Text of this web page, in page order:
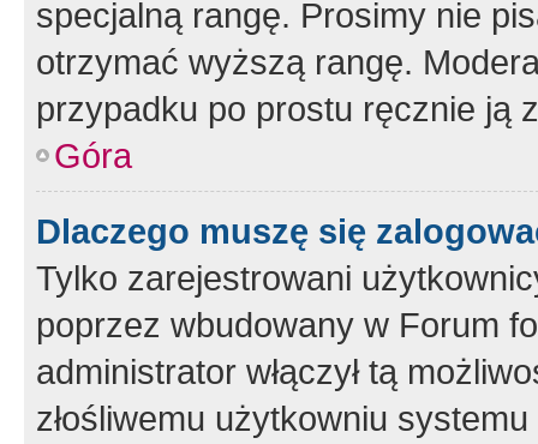
specjalną rangę. Prosimy nie
otrzymać wyższą rangę.
przypadku po prostu ręcznie ją
Góra
Dlaczego muszę się
Tylko zarejestrowani
poprzez wbudowany w Forum
administrator włączył tą
złośliwemu użytkowniu